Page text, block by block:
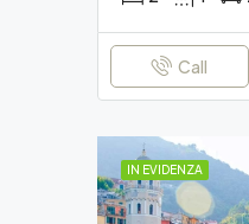
Call
IN EVIDENZA